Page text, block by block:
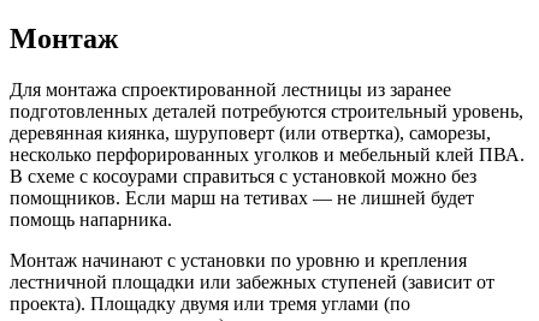
Монтаж
Для монтажа спроектированной лестницы из заранее
подготовленных деталей потребуются строительный уровень,
деревянная киянка, шуруповерт (или отвертка), саморезы,
несколько перфорированных уголков и мебельный клей ПВА.
В схеме с косоурами справиться с установкой можно без
помощников. Если марш на тетивах — не лишней будет
помощь напарника.
Монтаж начинают с установки по уровню и крепления
лестничной площадки или забежных ступеней (зависит от
проекта). Площадку двумя или тремя углами (по